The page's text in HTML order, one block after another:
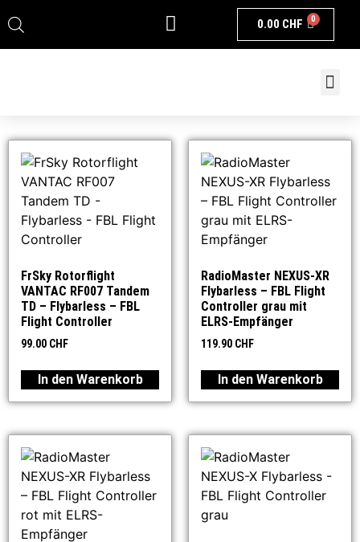
0.00 CHF 0
FrSky Rotorflight
VANTAC RF007 Tandem
TD – Flybarless – FBL
Flight Controller
99.00 CHF
In den Warenkorb
RadioMaster NEXUS-XR
Flybarless – FBL Flight
Controller grau mit
ELRS-Empfänger
119.90 CHF
In den Warenkorb